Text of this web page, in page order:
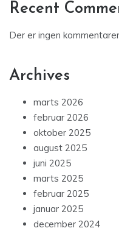
Recent
Der er ingen
Archives
marts 2026
februar 2026
oktober 2025
august 2025
juni 2025
marts 2025
februar 2025
januar 2025
december 2024